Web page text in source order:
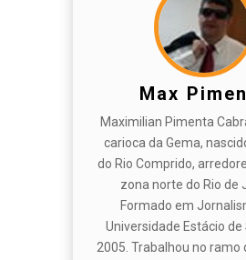
Max
Maximilian Pimenta
carioca da Gema,
do Rio Comprido,
zona norte do Rio de
Formado em
Universidade Estácio de
2005. Trabalhou no ramo